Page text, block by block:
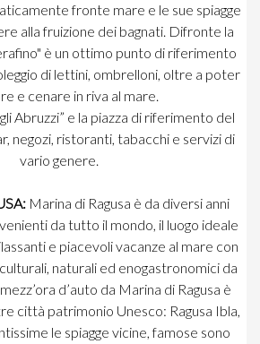
fronte mare e le sue spiagge
alla fruizione dei bagnati. Difronte la
è un ottimo punto di riferimento
di lettini, ombrelloni, oltre a poter
e cenare in riva al mare.
Abruzzi” e la piazza di riferimento del
negozi, ristoranti, tabacchi e servizi di
vario genere.
Marina di Ragusa è da diversi anni
da tutto il mondo, il luogo ideale
e piacevoli vacanze al mare con
naturali ed enogastronomici da
d’auto da Marina di Ragusa è
città patrimonio Unesco: Ragusa Ibla,
le spiagge vicine, famose sono